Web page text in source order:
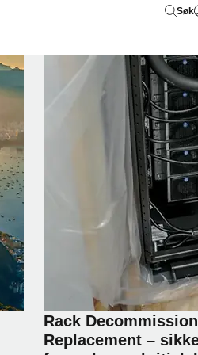
Søk
Rack
Replacement –